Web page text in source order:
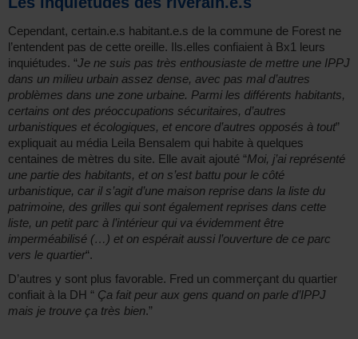
Cependant, certain.e.s habitant.e.s de la commune de Forest ne
l’entendent pas de cette oreille. Ils.elles confiaient à Bx1 leurs
inquiétudes. “Je ne suis pas très enthousiaste de mettre une IPPJ
dans un milieu urbain assez dense, avec pas mal d’autres
problèmes dans une zone urbaine. Parmi les différents habitants,
certains ont des préoccupations sécuritaires, d’autres
urbanistiques et écologiques, et encore d’autres opposés à tout”
expliquait au média Leila Bensalem qui habite à quelques
centaines de mètres du site. Elle avait ajouté “Moi, j’ai représenté
une partie des habitants, et on s’est battu pour le côté
urbanistique, car il s’agit d’une maison reprise dans la liste du
patrimoine, des grilles qui sont également reprises dans cette
liste, un petit parc à l’intérieur qui va évidemment être
imperméabilisé (…) et on espérait aussi l’ouverture de ce parc
vers le quartier“.
D’autres y sont plus favorable. Fred un commerçant du quartier
confiait à la DH “ Ça fait peur aux gens quand on parle d’IPPJ
mais je trouve ça très bien.”